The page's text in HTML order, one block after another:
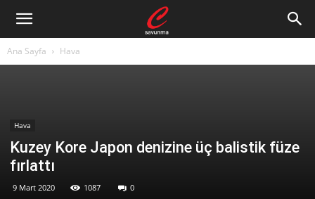
Ana Sayfa Hava
Hava
Kuzey Kore Japon denizine üç balistik füze
fırlattı
9 Mart 2020 1087 0